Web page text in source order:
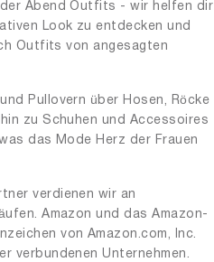
30
961
260
Abend Outfits - wir helfen dir
Look zu entdecken und
Outfits von angesagten
Pullovern über Hosen, Röcke
zu Schuhen und Accessoires
das Mode Herz der Frauen
verdienen wir an
Amazon und das Amazon-
von Amazon.com, Inc.
verbundenen Unternehmen.